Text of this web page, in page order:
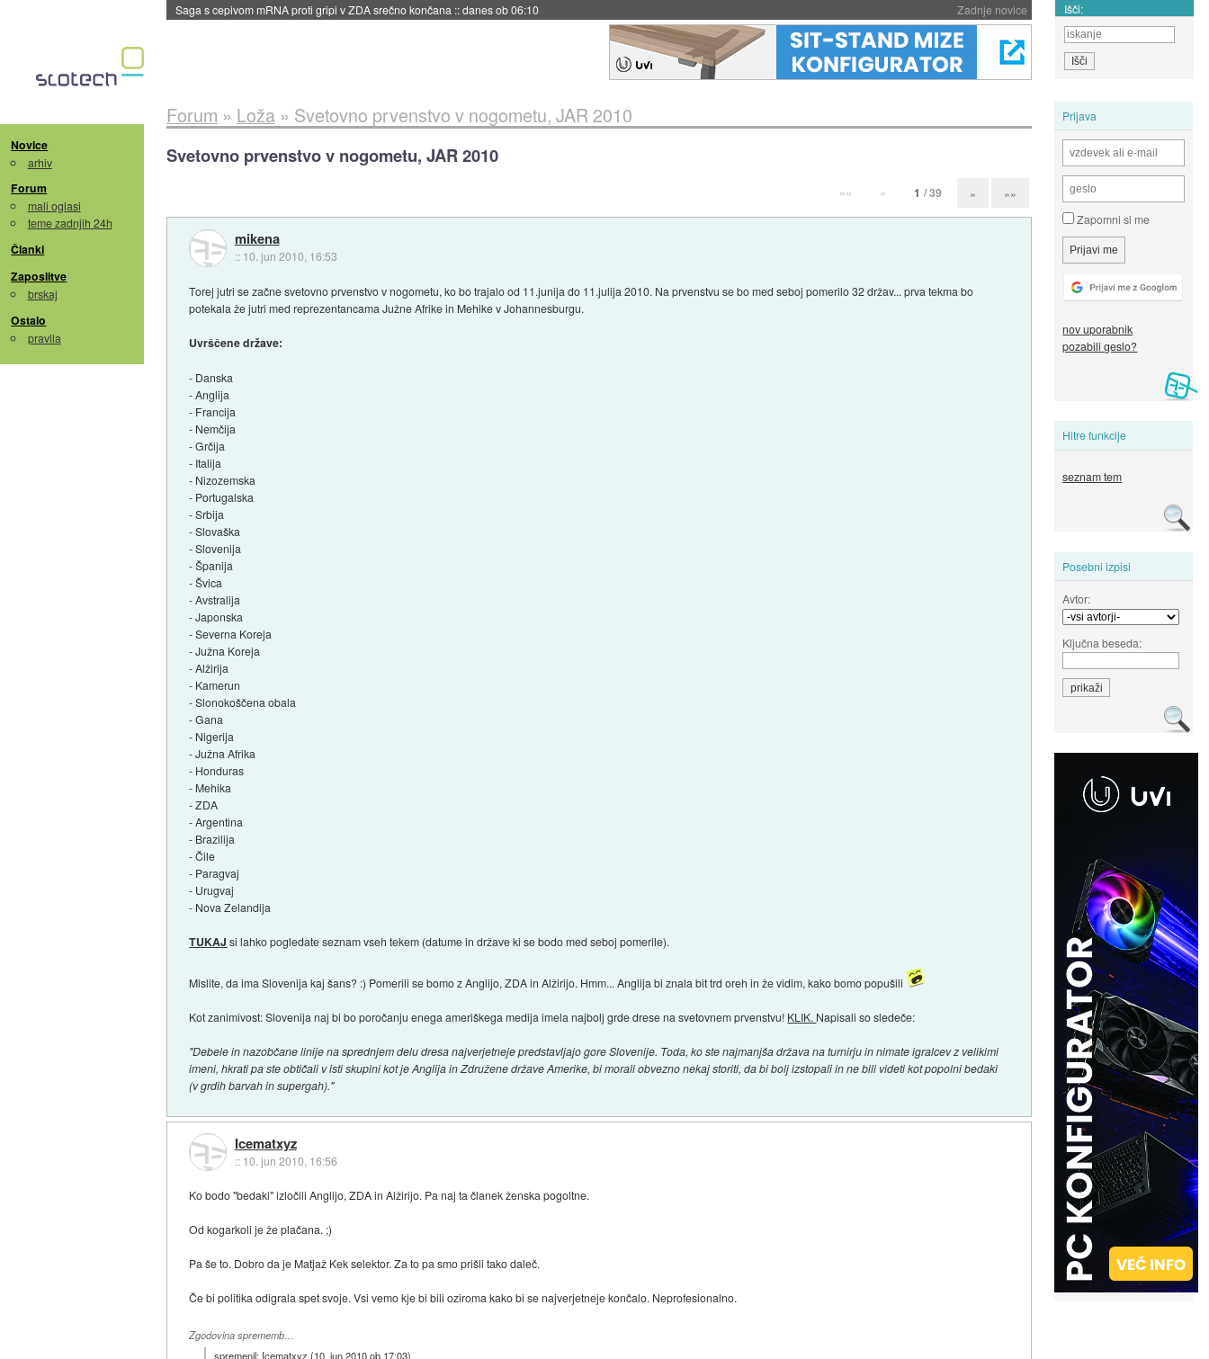
Zadnje novice
BMW v vozilih začel predvajati reklame::danes ob 06:09 Išči:
Novice
arhiv
Forum
mali oglasi
teme zadnjih 24h
Članki
Zaposlitve
brskaj
Ostalo
pravila
Prijava
Zapomni si me
nov uporabnik
pozabili geslo?
Hitre funkcije
seznam tem
Posebni izpisi
Avtor:
Ključna beseda:
Forum » Loža» Svetovno prvenstvo v nogometu, JAR 2010
Svetovno prvenstvo v nogometu, JAR 2010
«« « 1 / 39 » »»
mikena
:: 10. jun 2010, 16:53
Torej jutri se začne svetovno prvenstvo v nogometu, ko bo trajalo od 11.junija do 11.julija 2010. Na prvenstvu se bo med seboj pomerilo 32 držav... prva tekma bo
potekala že jutri med reprezentancama Južne Afrike in Mehike v Johannesburgu.
Uvrščene države:
- Danska
- Anglija
- Francija
- Nemčija
- Grčija
- Italija
- Nizozemska
- Portugalska
- Srbija
- Slovaška
- Slovenija
- Španija
- Švica
- Avstralija
- Japonska
- Severna Koreja
- Južna Koreja
- Alžirija
- Kamerun
- Slonokoščena obala
- Gana
- Nigerija
- Južna Afrika
- Honduras
- Mehika
- ZDA
- Argentina
- Brazilija
- Čile
- Paragvaj
- Urugvaj
- Nova Zelandija
TUKAJ si lahko pogledate seznam vseh tekem (datume in države ki se bodo med seboj pomerile).
Mislite, da ima Slovenija kaj šans? :) Pomerili se bomo z Anglijo, ZDA in Alžirijo. Hmm... Anglija bi znala bit trd oreh in že vidim, kako bomo popušili
Kot zanimivost: Slovenija naj bi bo poročanju enega ameriškega medija imela najbolj grde drese na svetovnem prvenstvu! KLIK. Napisali so sledeče:
"Debele in nazobčane linije na sprednjem delu dresa najverjetneje predstavljajo gore Slovenije. Toda, ko ste najmanjša država na turnirju in nimate igralcev z velikimi
imeni, hkrati pa ste obtičali v isti skupini kot je Anglija in Združene države Amerike, bi morali obvezno nekaj storiti, da bi bolj izstopali in ne bili videti kot popolni bedaki
(v grdih barvah in supergah)."
Icematxyz
:: 10. jun 2010, 16:56
Ko bodo "bedaki" izločili Anglijo, ZDA in Alžirijo. Pa naj ta članek ženska pogoltne.
Od kogarkoli je že plačana. ;)
Pa še to. Dobro da je Matjaž Kek selektor. Za to pa smo prišli tako daleč.
Če bi politika odigrala spet svoje. Vsi vemo kje bi bili oziroma kako bi se najverjetneje končalo. Neprofesionalno.
Zgodovina sprememb…
spremenil: Icematxyz (10. jun 2010 ob 17:03)